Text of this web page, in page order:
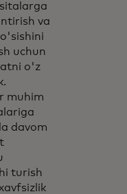
va
uchun
o'z
muhim
davom
turish